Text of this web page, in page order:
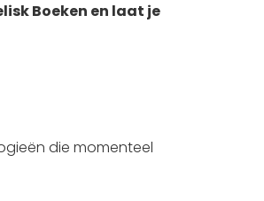
Boeken en laat je
die momenteel